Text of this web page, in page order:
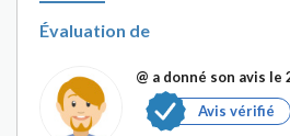
Évaluation de
@ a donné son avis le
Avis vérifié